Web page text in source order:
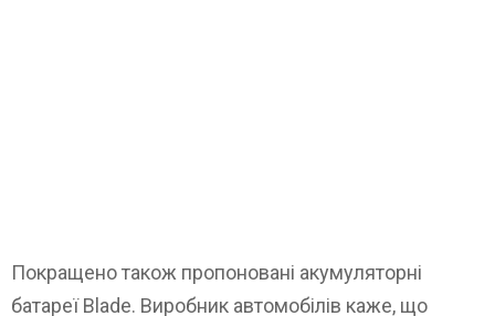
Покращено також пропоновані акумуляторні
батареї Blade. Виробник автомобілів каже, що